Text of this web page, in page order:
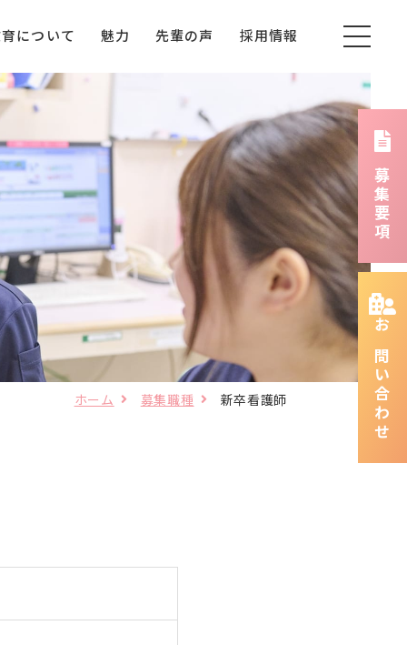
について 魅力 先輩の声 採用情報
ホーム 募集職種 新卒看護師
募集要項
お問い合わせ